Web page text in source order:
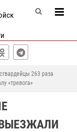
263 раза
«тревога»